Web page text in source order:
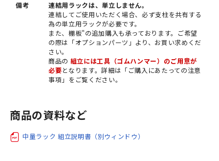
備考
連結用ラックは、単立しません。
連結してご使用いただく場合、必ず支柱を共有する
為の単立用ラックが必要です。
また、棚板"の追加購入も承っております。ご希望
の際は「オプションパーツ」より、お買い求めくだ
さい。
商品の 組立には工具（ゴムハンマー）のご用意が
必要となります。詳細は「ご購入にあたっての注意
事項」をご覧ください。
商品の資料など
中量ラック 組立説明書（別ウィンドウ）